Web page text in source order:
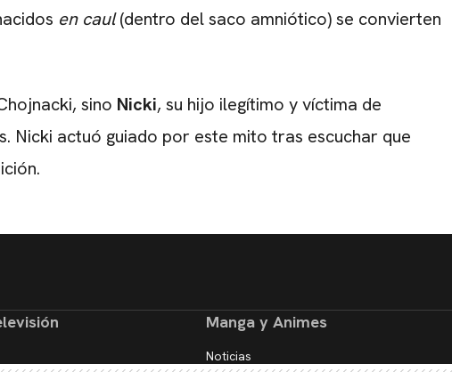
en caul(dentro del saco amniótico) se convierten
sino Nicki, su hijo ilegítimo y víctima de
Nicki actuó guiado por este mito tras escuchar que
Manga y Animes
Noticias